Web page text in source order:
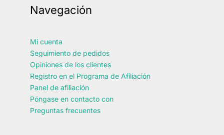
Navegación
Mi cuenta
Seguimiento de pedidos
Opiniones de los clientes
Registro en el Programa de Afiliación
Panel de afiliación
Póngase en contacto con
Preguntas frecuentes